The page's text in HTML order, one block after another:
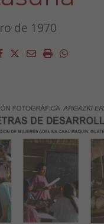
de 1970
Facebook
Twitter
EmailImprimir